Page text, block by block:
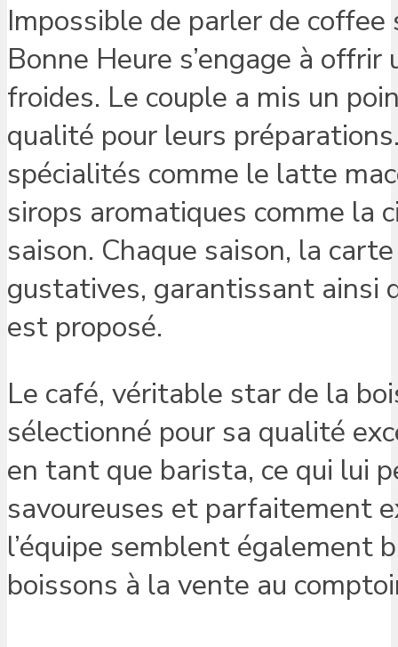
Impossible de parler de
Bonne Heure s’engage à
froides. Le couple a mis un
qualité pour leurs
spécialités comme le latte
sirops aromatiques comme la
saison. Chaque saison, la
gustatives, garantissant ainsi
est proposé.
Le café, véritable star de la
sélectionné pour sa qualité
en tant que barista, ce qui lui
savoureuses et parfaitement
l’équipe semblent également
boissons à la vente au